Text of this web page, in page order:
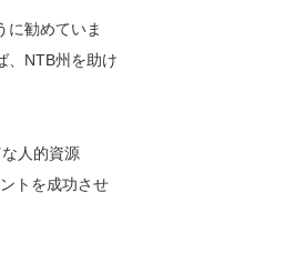
に勧めていま
、NTB州を助け
人的資源
トを成功させ